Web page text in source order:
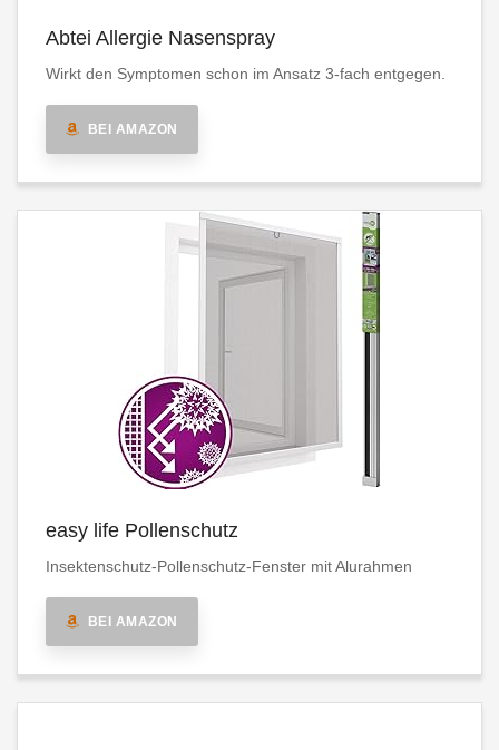
Abtei Allergie Nasenspray
Wirkt den Symptomen schon im Ansatz 3-fach entgegen.
BEI AMAZON
easy life Pollenschutz
Insektenschutz-Pollenschutz-Fenster mit Alurahmen
BEI AMAZON